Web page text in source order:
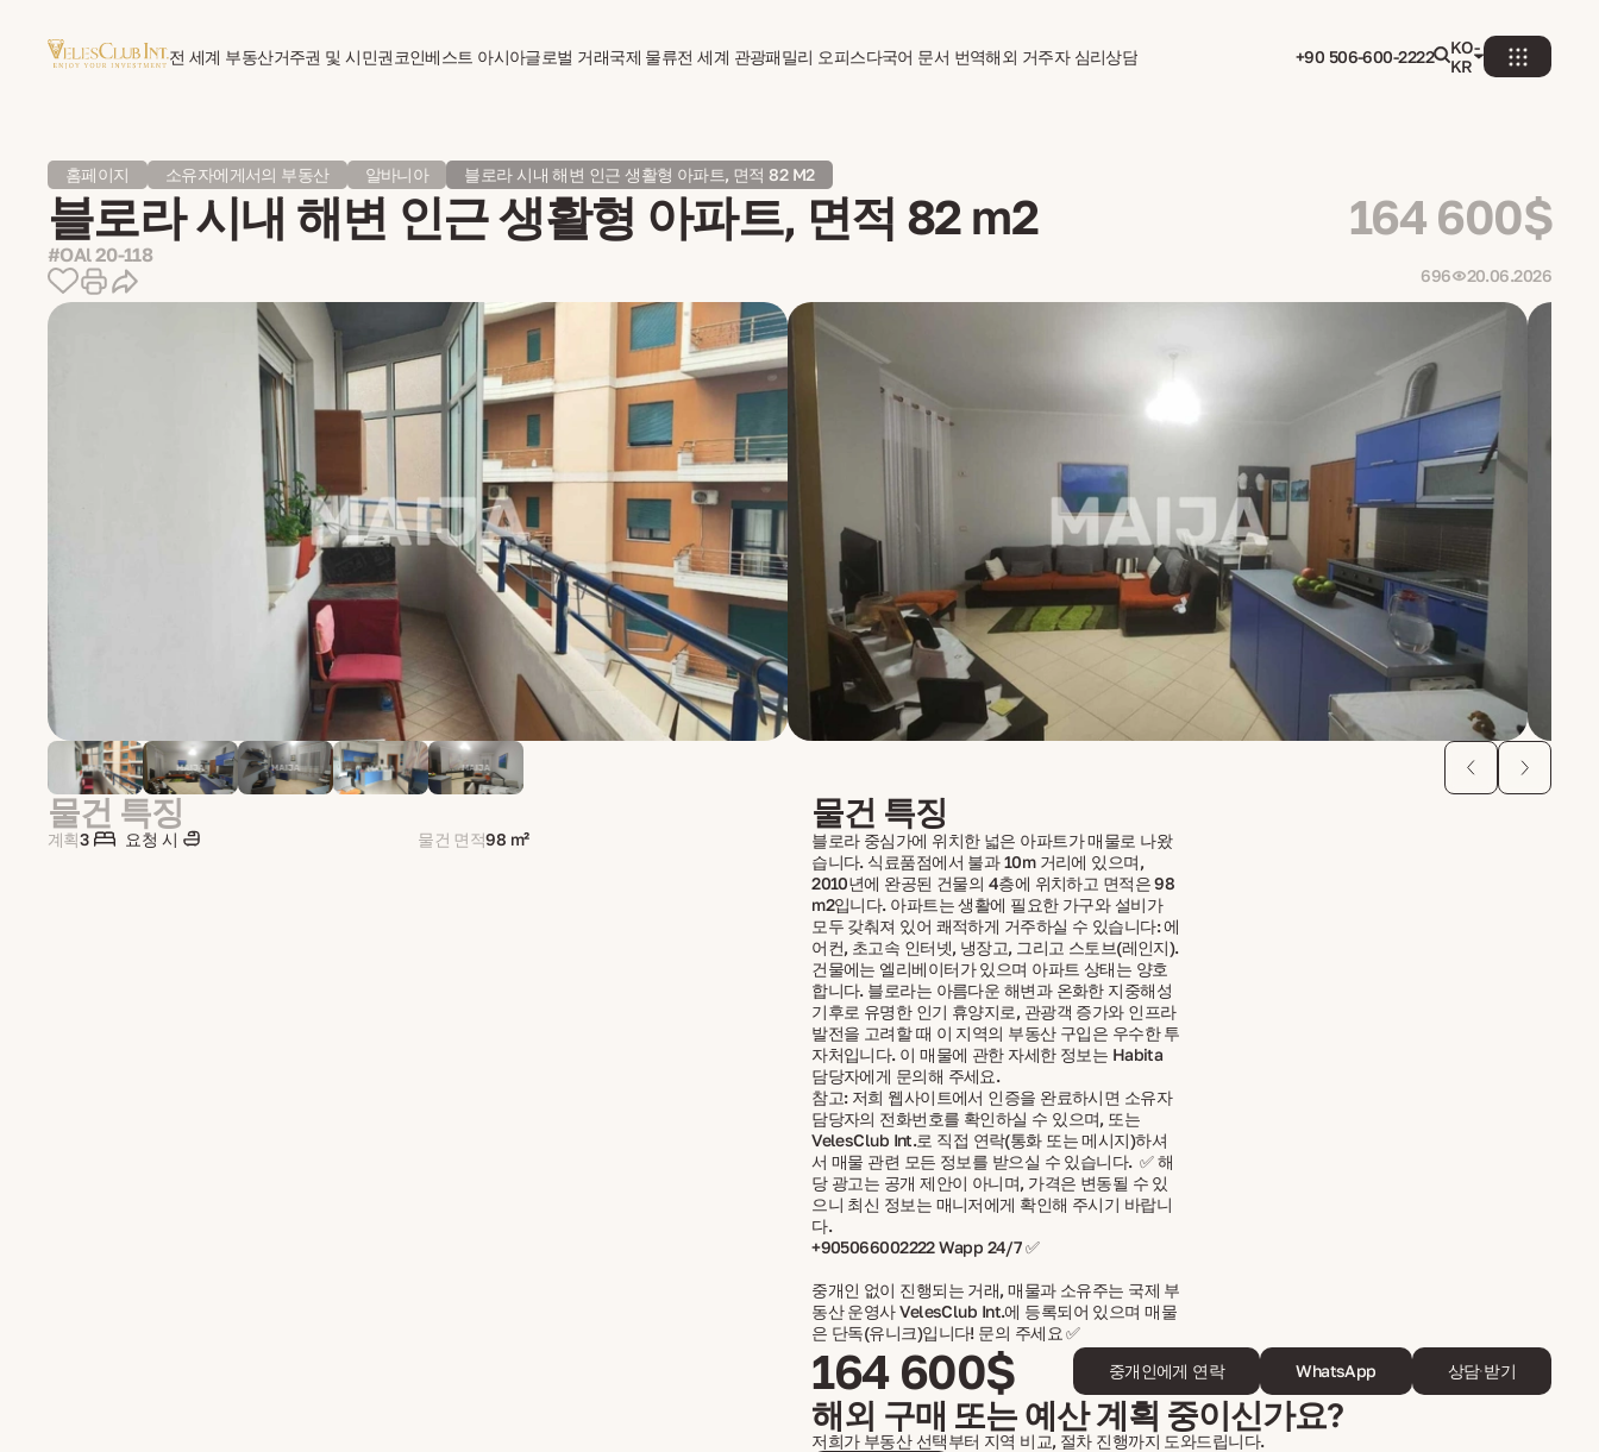
전 세계 부동산거주권 및 시민권 코인베스트 아시아글로벌 거래국제 물류전 세계 관광패밀리 오피스다국어 문서 번역해외 거주자 심리상담 +90 506-600-2222
KO-
KR
홈페이지 소유자에게서의 부동산 알바니아 블로라 시내 해변 인근 생활형 아파트, 면적 82 M2
블로라 시내 해변 인근 생활형 아파트, 면적 82 m2
#OAl 20-118
164 600$
696 20.06.2026
물건 특징
계획3 요청 시 물건 면적98 m²
물건 특징
블로라 중심가에 위치한 넓은 아파트가 매물로 나왔
습니다. 식료품점에서 불과 10m 거리에 있으며,
2010년에 완공된 건물의 4층에 위치하고 면적은 98
m2입니다. 아파트는 생활에 필요한 가구와 설비가
모두 갖춰져 있어 쾌적하게 거주하실 수 있습니다: 에
어컨, 초고속 인터넷, 냉장고, 그리고 스토브(레인지).
건물에는 엘리베이터가 있으며 아파트 상태는 양호
합니다. 블로라는 아름다운 해변과 온화한 지중해성
기후로 유명한 인기 휴양지로, 관광객 증가와 인프라
발전을 고려할 때 이 지역의 부동산 구입은 우수한 투
자처입니다. 이 매물에 관한 자세한 정보는 Habita
담당자에게 문의해 주세요.
참고: 저희 웹사이트에서 인증을 완료하시면 소유자
담당자의 전화번호를 확인하실 수 있으며, 또는
VelesClub Int.로 직접 연락(통화 또는 메시지)하셔
서 매물 관련 모든 정보를 받으실 수 있습니다. ✅ 해
당 광고는 공개 제안이 아니며, 가격은 변동될 수 있
으니 최신 정보는 매니저에게 확인해 주시기 바랍니
다.
+905066002222 Wapp 24/7 ✅
중개인 없이 진행되는 거래, 매물과 소유주는 국제 부
동산 운영사 VelesClub Int.에 등록되어 있으며 매물
은 단독(유니크)입니다! 문의 주세요 ✅
164 600$ 중개인에게 연락 WhatsApp 상담 받기
해외 구매 또는 예산 계획 중이신가요?
저희가 부동산 선택부터 지역 비교, 절차 진행까지 도와드립니다.